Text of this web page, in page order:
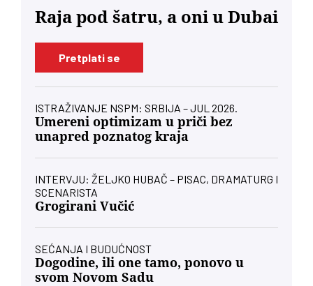
Raja pod šatru, a oni u Dubai
Pretplati se
ISTRAŽIVANJE NSPM: SRBIJA – JUL 2026.
Umereni optimizam u priči bez
unapred poznatog kraja
INTERVJU: ŽELJKO HUBAČ – PISAC, DRAMATURG I
SCENARISTA
Grogirani Vučić
SEĆANJA I BUDUĆNOST
Dogodine, ili one tamo, ponovo u
svom Novom Sadu